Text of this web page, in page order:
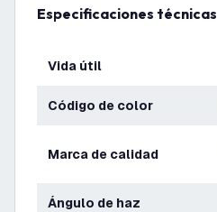
Especificaciones técnicas
Vida útil
Código de color
Marca de calidad
Ángulo de haz